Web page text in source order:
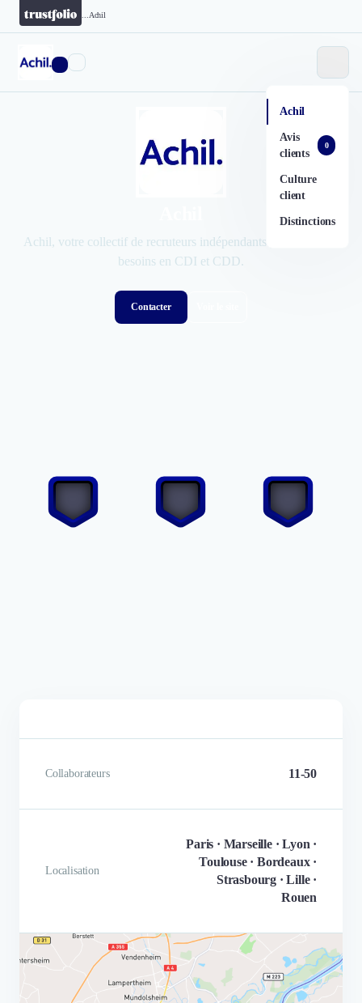
Achil
Achil
Avis
clients
0
Culture
client
Distinctions
Achil, votre collectif de recruteurs indépendants pour tous vos
besoins en CDI et CDD.
Contacter
Collaborateurs 11-50
Localisation
Paris · Marseille · Lyon ·
Toulouse · Bordeaux ·
Strasbourg · Lille ·
Rouen